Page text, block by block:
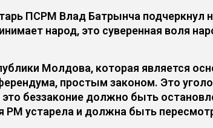
ПСРМ Влад Батрынча подчеркнул
народ, это суверенная воля
Молдова, которая является
простым законом. Это
беззаконие должно быть
РМ устарела и должна быть